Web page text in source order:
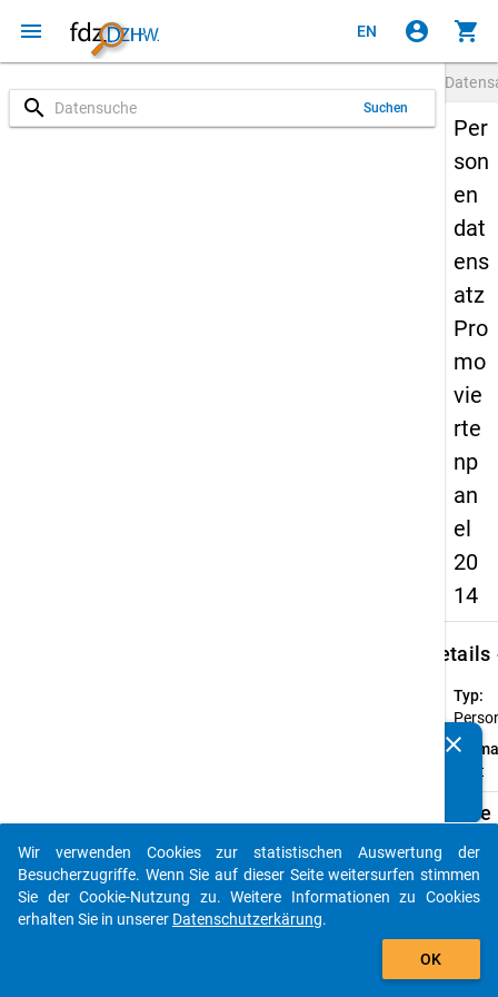
menu EN account_circle shopping_cart
search Suchen
Per
son
en
dat
ens
atz
Pro
mo
vie
rte
np
an
el
20
14
Details
Typ:
breit
Verfügbare
clear
auto_stories
add_shopping_cart
Wir verwenden Cookies zur statistischen Auswertung der
Besucherzugriffe. Wenn Sie auf dieser Seite weitersurfen stimmen
Sie der Cookie-Nutzung zu. Weitere Informationen zu Cookies
erhalten Sie in unserer Datenschutzerkärung.
OK